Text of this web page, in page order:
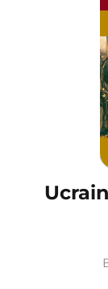
Подарункові